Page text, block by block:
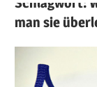
man sie